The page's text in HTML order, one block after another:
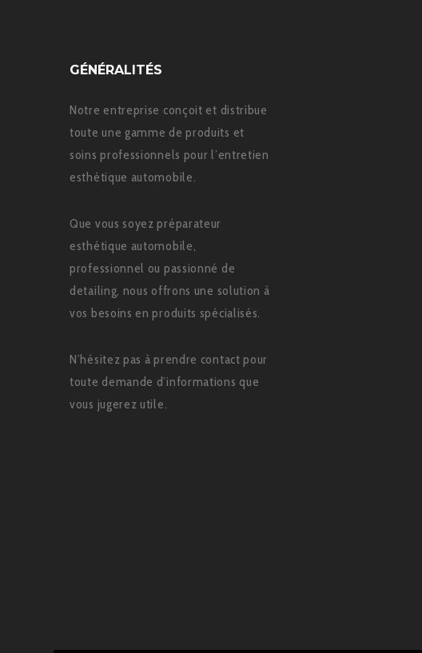
GÉNÉRALITÉS
Notre entreprise conçoit et distribue
toute une gamme de produits et
soins professionnels pour l’entretien
esthétique automobile.
Que vous soyez préparateur
esthétique automobile,
professionnel ou passionné de
detailing, nous offrons une solution à
vos besoins en produits spécialisés.
N’hésitez pas à prendre contact pour
toute demande d’informations que
vous jugerez utile.